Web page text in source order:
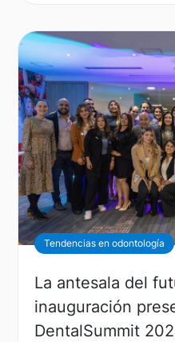
Tendencias en odontología
La antesala del
inauguración
DentalSummit